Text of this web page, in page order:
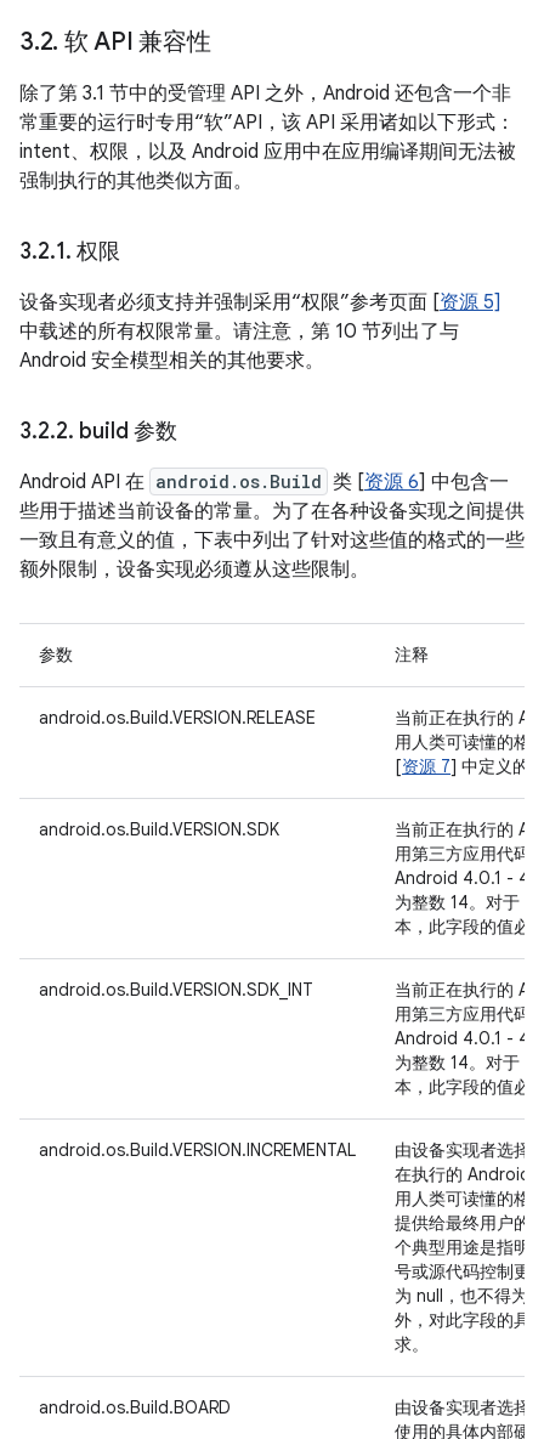
3.2. 软 API 兼容性
除了第 3.1 节中的受管理 API 之外，Android 还包含一个非
常重要的运行时专用“软”API，该 API 采用诸如以下形式：
intent、权限，以及 Android 应用中在应用编译期间无法被
强制执行的其他类似方面。
3.2.1. 权限
设备实现者必须支持并强制采用“权限”参考页面 [资源 5]
中载述的所有权限常量。请注意，第 10 节列出了与
Android 安全模型相关的其他要求。
3.2.2. build 参数
Android API 在 android.os.Build 类 [资源 6] 中包含一
些用于描述当前设备的常量。为了在各种设备实现之间提供
一致且有意义的值，下表中列出了针对这些值的格式的一些
额外限制，设备实现必须遵从这些限制。
参数 注释
android.os.Build.VERSION.RELEASE
当前正在执行的
用人类可读懂的格
[资源 7] 中定义的
android.os.Build.VERSION.SDK
当前正在执行的
用第三方应用代码
Android 4.0.1 -
为整数 14。对于
本，此字段的值必
android.os.Build.VERSION.SDK_INT
当前正在执行的
用第三方应用代码
Android 4.0.1 -
为整数 14。对于
本，此字段的值必
android.os.Build.VERSION.INCREMENTAL
由设备实现者选择
在执行的 Android
用人类可读懂的格
提供给最终用户的
个典型用途是指明
号或源代码控制更
为 null，也不得为
外，对此字段的具
求。
android.os.Build.BOARD
由设备实现者选择
使用的具体内部硬